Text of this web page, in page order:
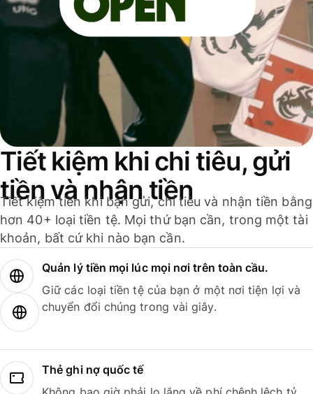
Tiết kiệm khi chi tiêu, gửi
tiền và nhận tiền
Tiết kiệm tiền khi bạn gửi, chi tiêu và nhận tiền bằng
hơn 40+ loại tiền tệ. Mọi thứ bạn cần, trong một tài
khoản, bất cứ khi nào bạn cần.
Quản lý tiền mọi lúc mọi nơi trên toàn cầu.
Giữ các loại tiền tệ của bạn ở một nơi tiện lợi và
chuyển đổi chúng trong vài giây.
Thẻ ghi nợ quốc tế